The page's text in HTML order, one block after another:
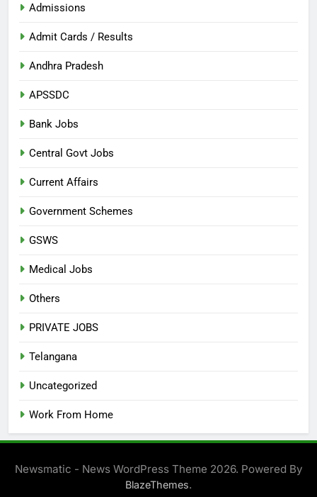
Admissions
Admit Cards / Results
Andhra Pradesh
APSSDC
Bank Jobs
Central Govt Jobs
Current Affairs
Government Schemes
GSWS
Medical Jobs
Others
PRIVATE JOBS
Telangana
Uncategorized
Work From Home
Newsmatic - News WordPress Theme 2026. Powered By
BlazeThemes.